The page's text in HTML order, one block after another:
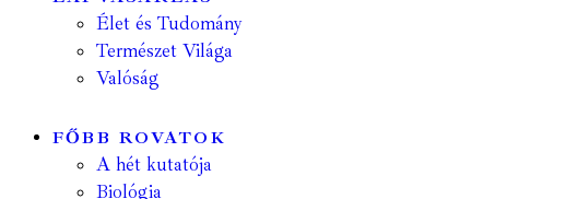
Élet és Tudomány
Természet Világa
Valóság
FŐBB ROVATOK
A hét kutatója
Biológia